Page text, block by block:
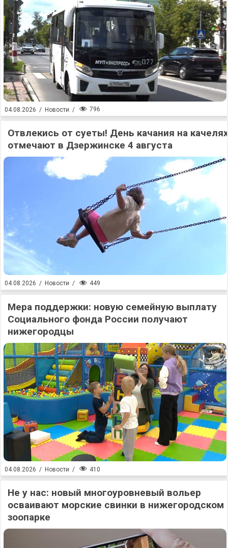
04.08.2026 / Новости / 796
Отвлекись от суеты! День качания на качелях
отмечают в Дзержинске 4 августа
04.08.2026 / Новости / 449
Мера поддержки: новую семейную выплату
Социального фонда России получают
нижегородцы
04.08.2026 / Новости / 410
Не у нас: новый многоуровневый вольер
осваивают морские свинки в нижегородском
зоопарке